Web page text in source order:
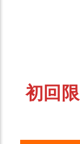
初回